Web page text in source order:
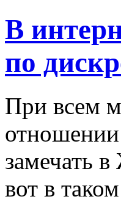
В
по
При всем
отношении
замечать
вот в